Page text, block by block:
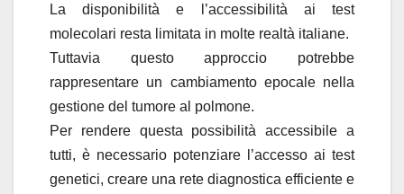
La disponibilità e l’accessibilità ai test
molecolari resta limitata in molte realtà italiane.
Tuttavia questo approccio potrebbe
rappresentare un cambiamento epocale nella
gestione del tumore al polmone.
Per rendere questa possibilità accessibile a
tutti, è necessario potenziare l’accesso ai test
genetici, creare una rete diagnostica efficiente e